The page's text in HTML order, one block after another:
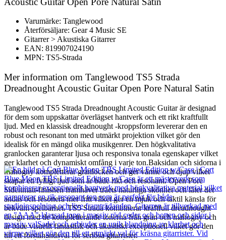
Varumärke: Tanglewood
Återförsäljare: Gear 4 Music SE
Gitarrer > Akustiska Gitarrer
EAN: 819907024190
MPN: TS5-Strada
Mer information om Tanglewood TS5 Strada
Dreadnought Acoustic Guitar Open Pore Natural Satin
Tanglewood TS5 Strada Dreadnought Acoustic Guitar är designad
för dem som uppskattar överlägset hantverk och ett rikt kraftfullt
ljud. Med en klassisk dreadnought -kroppsform levererar den en
robust och resonant ton med utmärkt projektion vilket gör den
idealisk för en mängd olika musikgenrer. Den högkvalitativa
granlocken garanterar ljusa och responsiva tonala egenskaper vilket
ger klarhet och dynamiskt omfång i varje ton.Baksidan och sidorna i
mahogny kompletterar granlocken och ger värme och djup vilket
skapar ett fylligt ljud som är både rikt och resonant. Open Pore
Sidenmatt-finishen framhäver träets naturliga skönhet och låter det
andas och resonera mer fritt vilket ger en mjuk och taktil känsla för
bekväm spelbarhet. TS5 Strada kombinerar kraftfull dreadnought
design med de kompletterande tonerna från gran och mahogny och
är både visuellt fantastisk och akustiskt exceptionell vilket gör den
till ett förstahandsval för seriösa gitarrister.